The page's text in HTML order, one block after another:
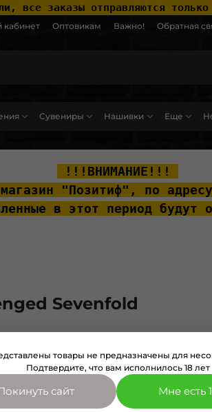
все заказы отправляются
кабинет Оптовикам Важно! Обратная
Сувениры Нашивки Еще
!!!ВНИМАНИЕ!!!
агазин "Позитиф", по
в этот период будут
Sevenfold
товары не предназначены для
Подтвердите, что вам исполнилось 18 лет
сайт Мне есть